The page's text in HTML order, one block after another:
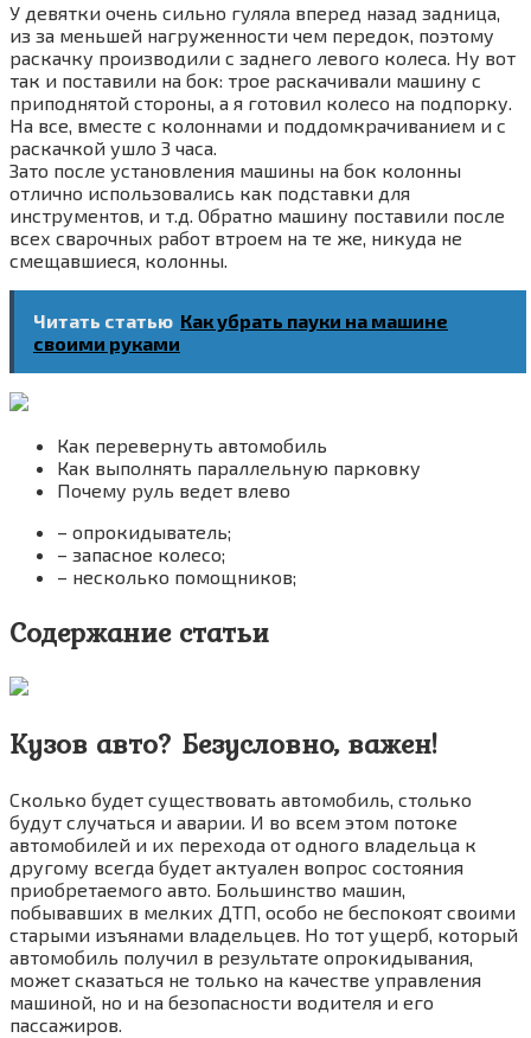
У девятки очень сильно гуляла вперед назад задница,
из за меньшей нагруженности чем передок, поэтому
раскачку производили с заднего левого колеса. Ну вот
так и поставили на бок: трое раскачивали машину с
приподнятой стороны, а я готовил колесо на подпорку.
На все, вместе с колоннами и поддомкрачиванием и с
раскачкой ушло 3 часа.
Зато после установления машины на бок колонны
отлично использовались как подставки для
инструментов, и т.д. Обратно машину поставили после
всех сварочных работ втроем на те же, никуда не
смещавшиеся, колонны.
Читать статью Как убрать пауки на машине
своими руками
Как перевернуть автомобиль
Как выполнять параллельную парковку
Почему руль ведет влево
– опрокидыватель;
– запасное колесо;
– несколько помощников;
Содержание статьи
Кузов авто? Безусловно, важен!
Сколько будет существовать автомобиль, столько
будут случаться и аварии. И во всем этом потоке
автомобилей и их перехода от одного владельца к
другому всегда будет актуален вопрос состояния
приобретаемого авто. Большинство машин,
побывавших в мелких ДТП, особо не беспокоят своими
старыми изъянами владельцев. Но тот ущерб, который
автомобиль получил в результате опрокидывания,
может сказаться не только на качестве управления
машиной, но и на безопасности водителя и его
пассажиров.